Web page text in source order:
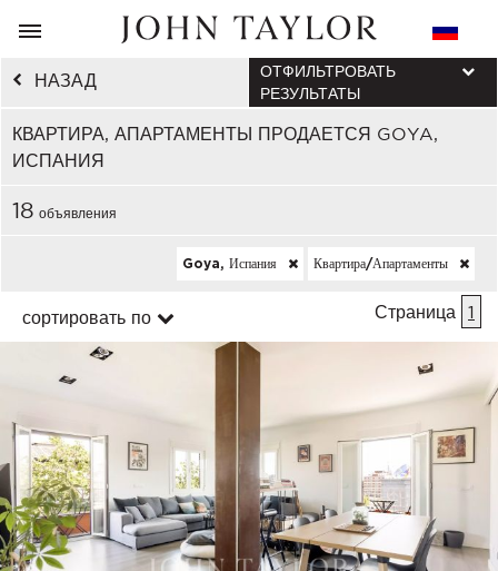
НАЗАД
КВАРТИРА, АПАРТАМЕНТЫ ПРОДАЕТСЯ GOYA,
ИСПАНИЯ
ОТФИЛЬТРОВАТЬ
РЕЗУЛЬТАТЫ
18 объявления
Goya, Испания Квартира/апартаменты
сортировать по Страница 1